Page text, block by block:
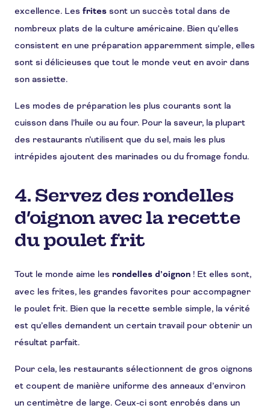
excellence. Les frites sont un succès total dans de
nombreux plats de la culture américaine. Bien qu’elles
consistent en une préparation apparemment simple, elles
sont si délicieuses que tout le monde veut en avoir dans
son assiette.
Les modes de préparation les plus courants sont la
cuisson dans l’huile ou au four. Pour la saveur, la plupart
des restaurants n’utilisent que du sel, mais les plus
intrépides ajoutent des marinades ou du fromage fondu.
4. Servez des rondelles
d’oignon avec la recette
du poulet frit
Tout le monde aime les rondelles d’oignon ! Et elles sont,
avec les frites, les grandes favorites pour accompagner
le poulet frit. Bien que la recette semble simple, la vérité
est qu’elles demandent un certain travail pour obtenir un
résultat parfait.
Pour cela, les restaurants sélectionnent de gros oignons
et coupent de manière uniforme des anneaux d’environ
un centimètre de large. Ceux-ci sont enrobés dans un